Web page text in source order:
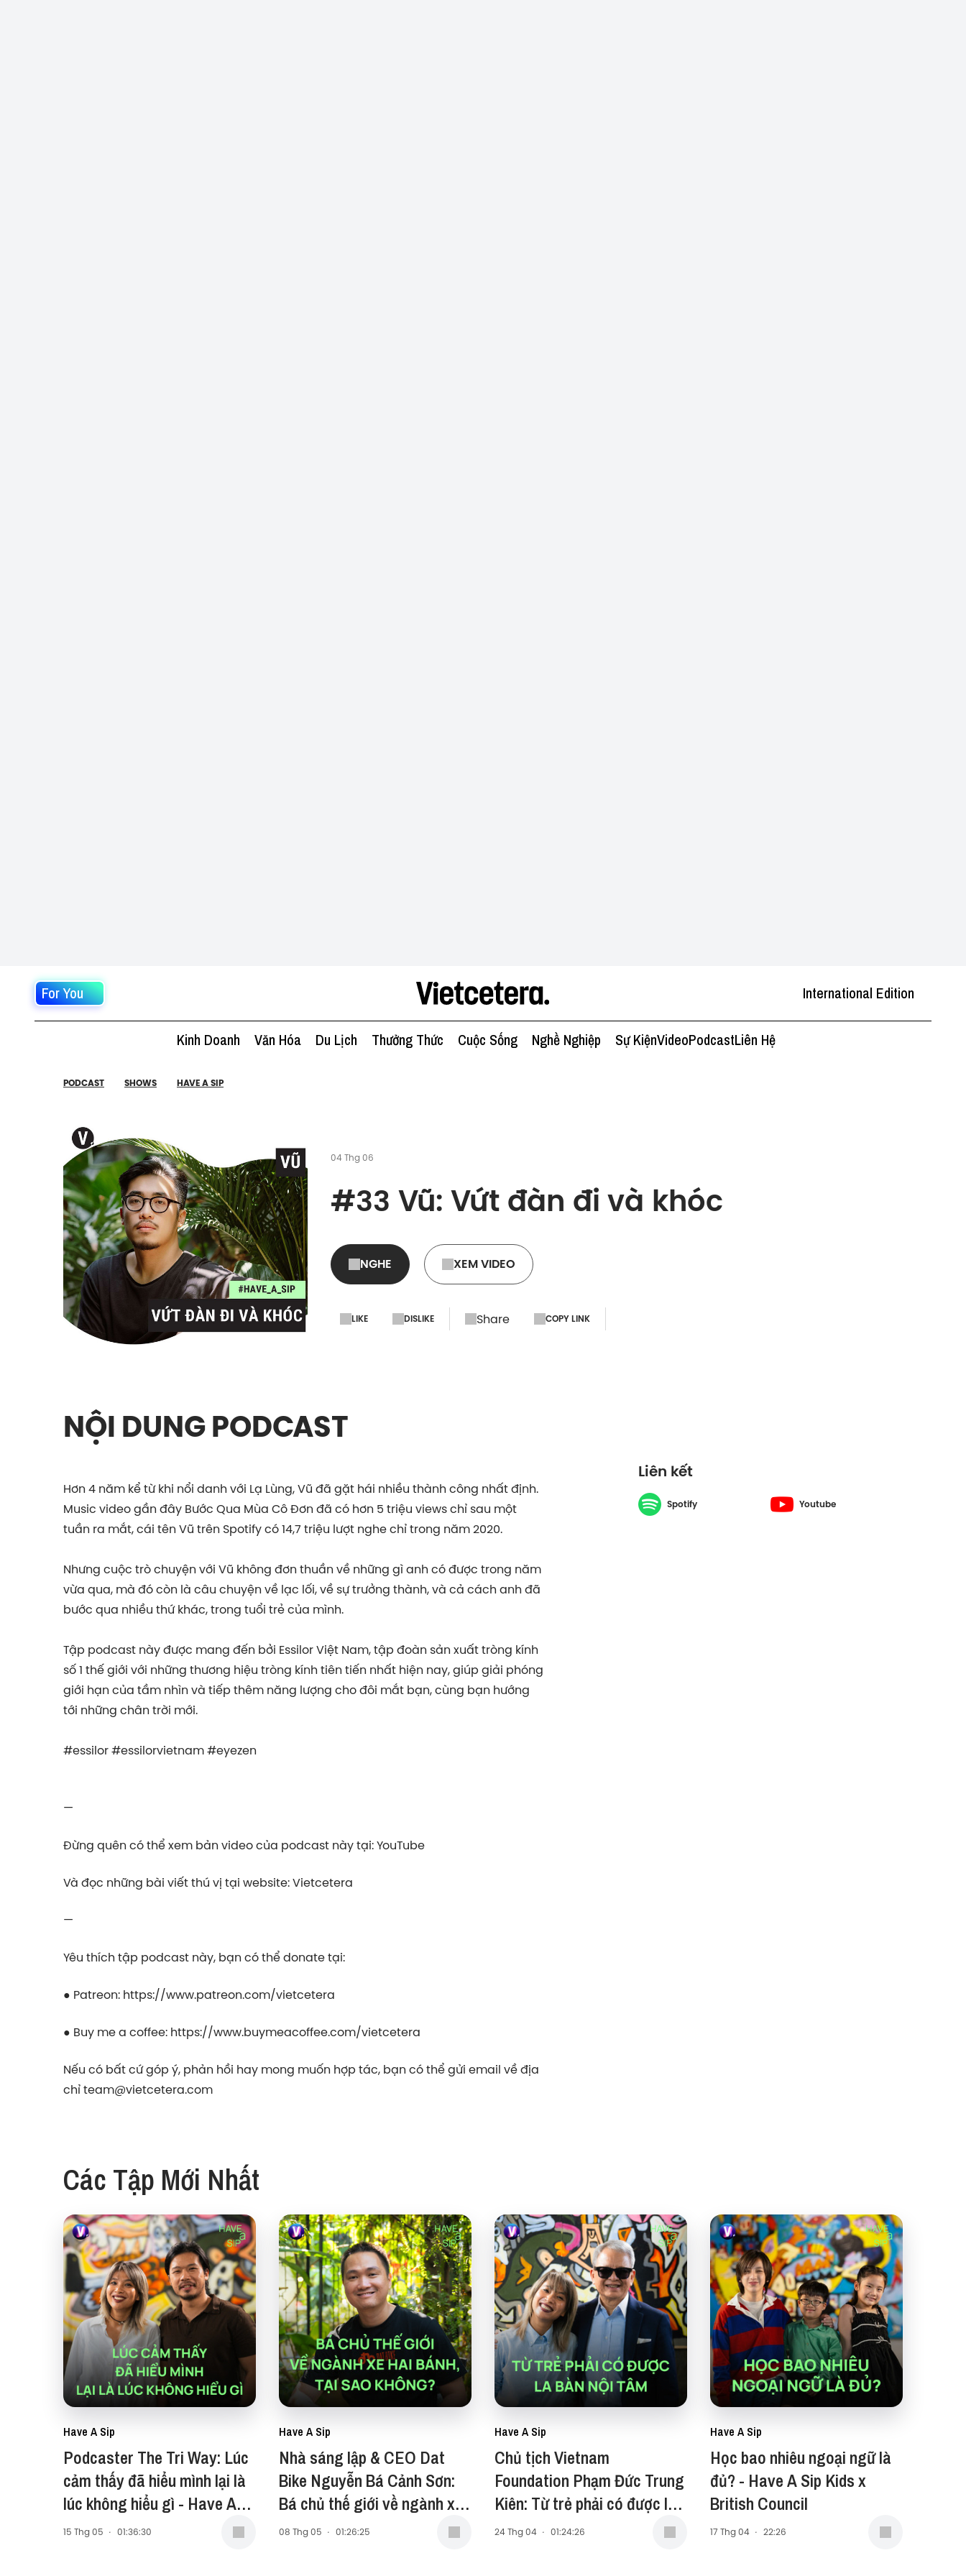
For You International Edition
Kinh Doanh Văn Hóa Du Lịch Thưởng Thức Cuộc Sống Nghề Nghiệp Sự KiệnVideoPodcastLiên Hệ
PODCAST SHOWS HAVE A SIP
04 Thg 06
#33 Vũ: Vứt đàn đi và khóc
NGHE XEM VIDEO
LIKE DISLIKE Share COPY LINK
NỘI DUNG PODCAST
Hơn 4 năm kể từ khi nổi danh với Lạ Lùng, Vũ đã gặt hái nhiều thành công nhất định.
Music video gần đây Bước Qua Mùa Cô Đơn đã có hơn 5 triệu views chỉ sau một
tuần ra mắt, cái tên Vũ trên Spotify có 14,7 triệu lượt nghe chỉ trong năm 2020.
Nhưng cuộc trò chuyện với Vũ không đơn thuần về những gì anh có được trong năm
vừa qua, mà đó còn là câu chuyện về lạc lối, về sự trưởng thành, và cả cách anh đã
bước qua nhiều thứ khác, trong tuổi trẻ của mình.
Tập podcast này được mang đến bởi Essilor Việt Nam, tập đoàn sản xuất tròng kính
số 1 thế giới với những thương hiệu tròng kính tiên tiến nhất hiện nay, giúp giải phóng
giới hạn của tầm nhìn và tiếp thêm năng lượng cho đôi mắt bạn, cùng bạn hướng
tới những chân trời mới.
#essilor #essilorvietnam #eyezen
—
Đừng quên có thể xem bản video của podcast này tại: YouTube
Và đọc những bài viết thú vị tại website: Vietcetera
—
Yêu thích tập podcast này, bạn có thể donate tại:
● Patreon: https://www.patreon.com/vietcetera
● Buy me a coffee: https://www.buymeacoffee.com/vietcetera
Nếu có bất cứ góp ý, phản hồi hay mong muốn hợp tác, bạn có thể gửi email về địa
chỉteam@vietcetera.com
Liên kết
Spotify Youtube
Các Tập Mới Nhất
Have A Sip
Podcaster The Tri Way: Lúc
cảm thấy đã hiểu mình lại là
lúc không hiểu gì - Have A
Sip #256
15 Thg 05 · 01:36:30
Have A Sip
Nhà sáng lập & CEO Dat
Bike Nguyễn Bá Cảnh Sơn:
Bá chủ thế giới về ngành xe
hai bánh, tại sao không? -
08 Thg 05 · 01:26:25
Have A Sip
Chủ tịch Vietnam
Foundation Phạm Đức Trung
Kiên: Từ trẻ phải có được la
bàn nội tâm - Have A Sip
24 Thg 04 · 01:24:26
Have A Sip
Học bao nhiêu ngoại ngữ là
đủ? - Have A Sip Kids x
British Council
17 Thg 04 · 22:26